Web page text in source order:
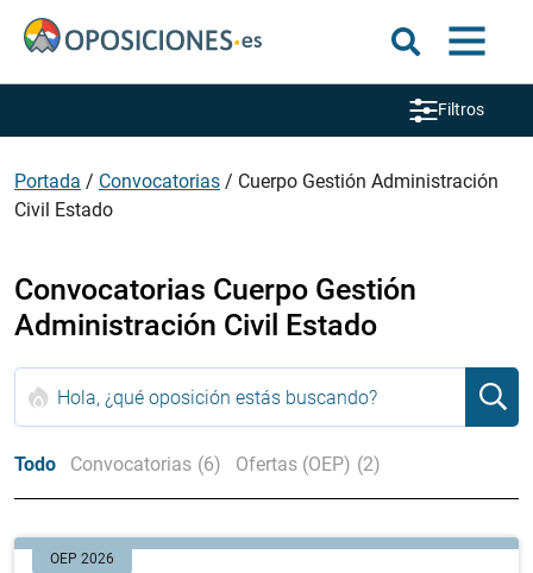
Filtros
Portada / Convocatorias / Cuerpo Gestión Administración
Civil Estado
Convocatorias Cuerpo Gestión
Administración Civil Estado
Todo Convocatorias (6) Ofertas (OEP) (2)
OEP 2026